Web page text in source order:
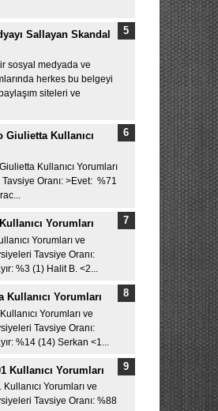
Sallayan Skandal
sosyal medyada ve
herkes bu belgeyi
siteleri ve
Giulietta Kullanıcı
Kullanıcı Yorumları
Oranı: >Evet: %71
Yorumları
Yorumları ve
Tavsiye Oranı:
%3 (1) Halit B. <2...
Kullanıcı Yorumları
Yorumları ve
Tavsiye Oranı:
%14 (14) Serkan <1...
Kullanıcı Yorumları
Yorumları ve
Tavsiye Oranı: %88